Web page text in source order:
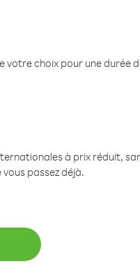
choix pour une durée
à prix réduit,
passez déjà.